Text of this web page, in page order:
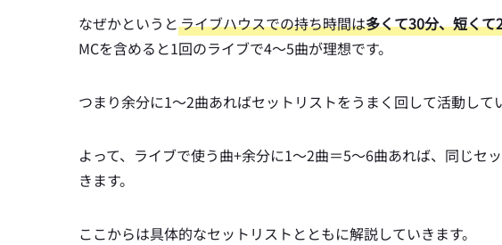
なぜかというとライブハウスでの持ち時間は多くて30分、短くて
MCを含めると1回のライブで4〜5曲が理想です。
つまり余分に1〜2曲あればセットリストをうまく回して活動して
よって、ライブで使う曲+余分に1〜2曲＝5〜6曲あれば、同じセ
きます。
ここからは具体的なセットリストとともに解説していきます。